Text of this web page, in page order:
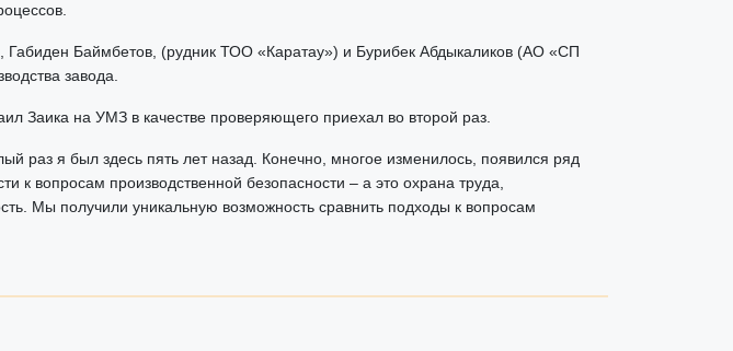
Баймбетов, (рудник ТОО «Каратау») и Бурибек Абдыкаликов (АО «СП
завода.
Заика на УМЗ в качестве проверяющего приехал во второй раз.
раз я был здесь пять лет назад. Конечно, многое изменилось, появился ряд
к вопросам производственной безопасности – а это охрана труда,
Мы получили уникальную возможность сравнить подходы к вопросам